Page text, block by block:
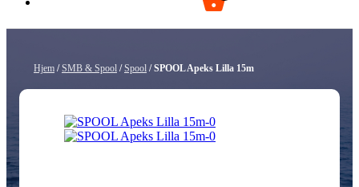
Hjem /SMB & Spool /Spool / SPOOL Apeks Lilla 15m